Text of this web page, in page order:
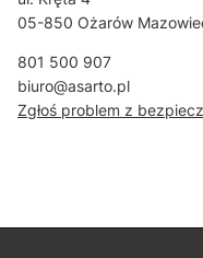
05-850 Ożarów
801 500 907
biuro@asarto.pl
Zgłoś problem z